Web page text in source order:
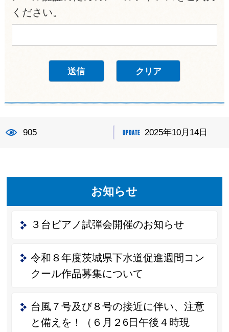
ください。
905 2025年10月14日
お知らせ
３台ピアノ試弾会開催のお知らせ
令和８年度茨城県下水道促進週間コン
クール作品募集について
台風７号及び８号の接近に伴い、注意
と備えを！（６月２6日午後４時現